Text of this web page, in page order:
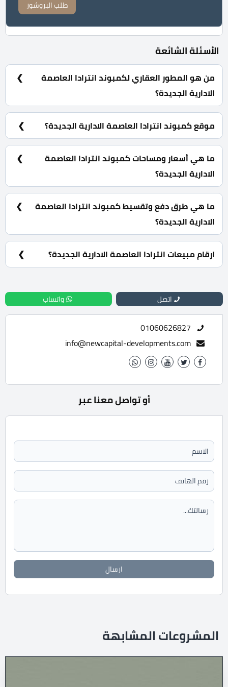
طلب البروشور
الأسئلة الشائعة
من هو المطور العقاري لكمبوند انترادا العاصمة
الادارية الجديدة؟
صروح للتطوير العقاري Sorouh Development.
موقع كمبوند انترادا العاصمة الادارية الجديدة؟
كمبوند انترادا العاصمة الادارية الجديدة يقع أمام ارض
المعارض في الحي السكني السابع R7.
ما هي أسعار ومساحات كمبوند انترادا العاصمة
الادارية الجديدة؟
وحدات سكنية بمساحات تبدأ من 91 متر مربع كما يبدأ
سعرها من 4,035,000 جنية.
ما هي طرق دفع وتقسيط كمبوند انترادا العاصمة
الادارية الجديدة؟
دفع 10% مقدم حجز مع إمكانية التقسيط على أطول فترة
في السداد تصل الي 6 سنوات وبدن فوائد سنوية.
ارقام مبيعات انترادا العاصمة الادارية الجديدة؟
للحجز والاستعلام تواصل معنا الان : 01060626827
اتصل واتساب
01060626827
info@newcapital-developments.com
أو تواصل معنا عبر
ارسال
المشروعات المشابهة